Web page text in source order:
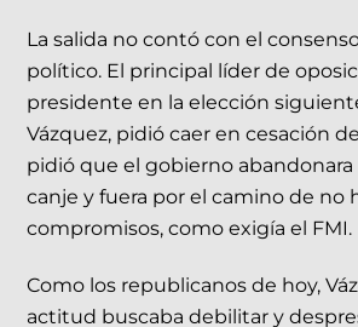
La salida no contó con el
político. El principal líder de
presidente en la elección
Vázquez, pidió caer en cesación
pidió que el gobierno abandonara
canje y fuera por el camino de no
compromisos, como exigía el FMI.
Como los republicanos de hoy,
actitud buscaba debilitar y